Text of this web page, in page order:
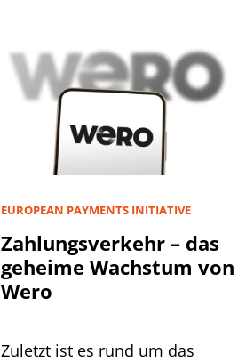
EUROPEAN PAYMENTS INITIATIVE
Zahlungsverkehr – das
geheime Wachstum von
Wero
Zuletzt ist es rund um das